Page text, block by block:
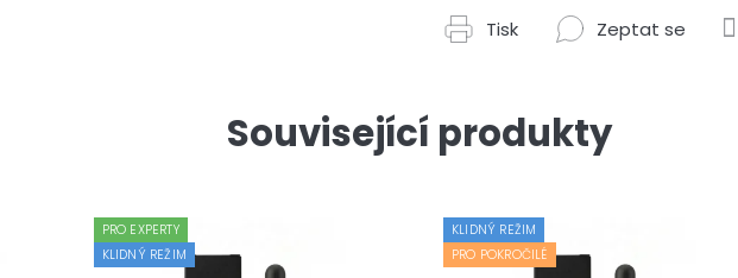
Tisk Zeptat se
Související produkty
PRO EXPERTY
KLIDNÝ REŽIM
KLIDNÝ REŽIM
PRO POKROČILÉ